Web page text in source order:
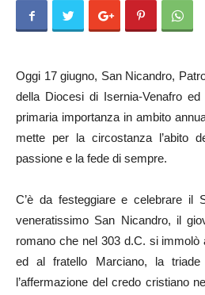
Oggi 17 giugno, San Nicandro,
della Diocesi di Isernia-Venafro
primaria importanza in ambito
mette per la circostanza l’abito
passione e la fede di sempre.
C’è da festeggiare e celebrare il
veneratissimo San Nicandro, il
romano che nel 303 d.C. si
ed al fratello Marciano, la
l’affermazione del credo cristiano